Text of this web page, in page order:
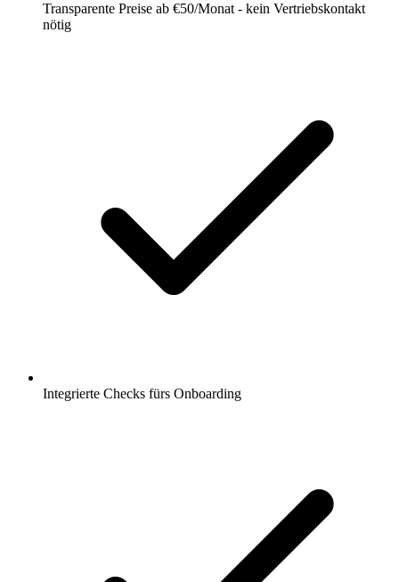
Transparente Preise ab €50/Monat - kein Vertriebskontakt
nötig
Integrierte Checks fürs Onboarding